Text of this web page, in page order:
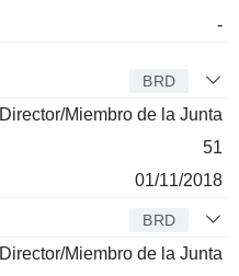
-
BRD
Director/Miembro de la Junta
51
01/11/2018
BRD
Director/Miembro de la Junta